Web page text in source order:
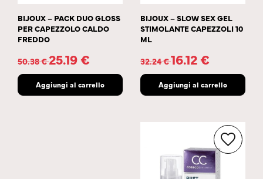
BIJOUX – PACK DUO GLOSS
PER CAPEZZOLO CALDO
FREDDO
50.38€25.19€
Aggiungi al carrello
BIJOUX – SLOW SEX GEL
STIMOLANTE CAPEZZOLI 10
ML
32.24€16.12€
Aggiungi al carrello